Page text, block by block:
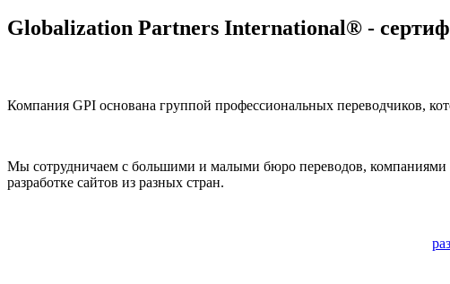
Globalization Partners International® -
Компания GPI основана группой профессиональных переводчиков,
Мы сотрудничаем с большими и малыми бюро переводов, компаниями
разработке сайтов из разных стран.